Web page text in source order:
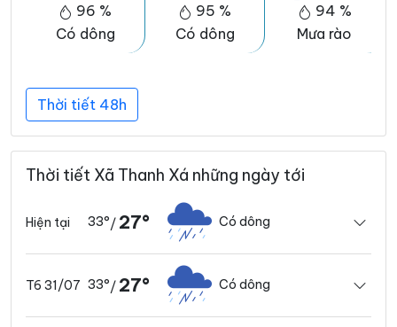
96 %
Có dông
95 %
Có dông
94 %
Mưa rào
Thời tiết 48h
Thời tiết Xã Thanh Xá những ngày tới
Hiện tại 33°/ 27° Có dông
T6 31/07 33°/ 27° Có dông